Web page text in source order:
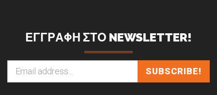
ΕΓΓΡΑΦΗ ΣΤΟ NEWSLETTER!
SUBSCRIBE!